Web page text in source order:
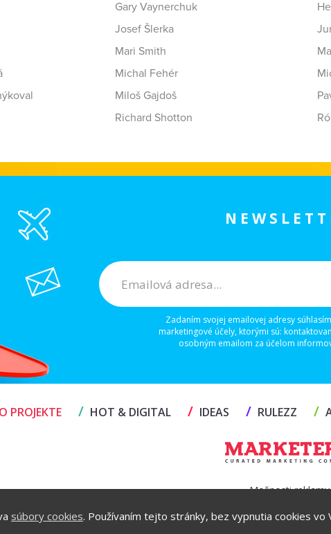
súbory cookies. Používaním tejto stránky, bez vypnutia cookies vo
Gary Vaynerchuk
Josef Šlerka
Mari Smith
Michal Fehér
Miloš Gajdoš
Richard Shotton
Zadaním svojej emailovej adresy
marketingové účely, ktorými sú:
osobným emailom za účelom
O PROJEKTE / HOT & DIGITAL / IDEAS / RULEZZ /
Možnosti reklamy
Copyright© 2026 by